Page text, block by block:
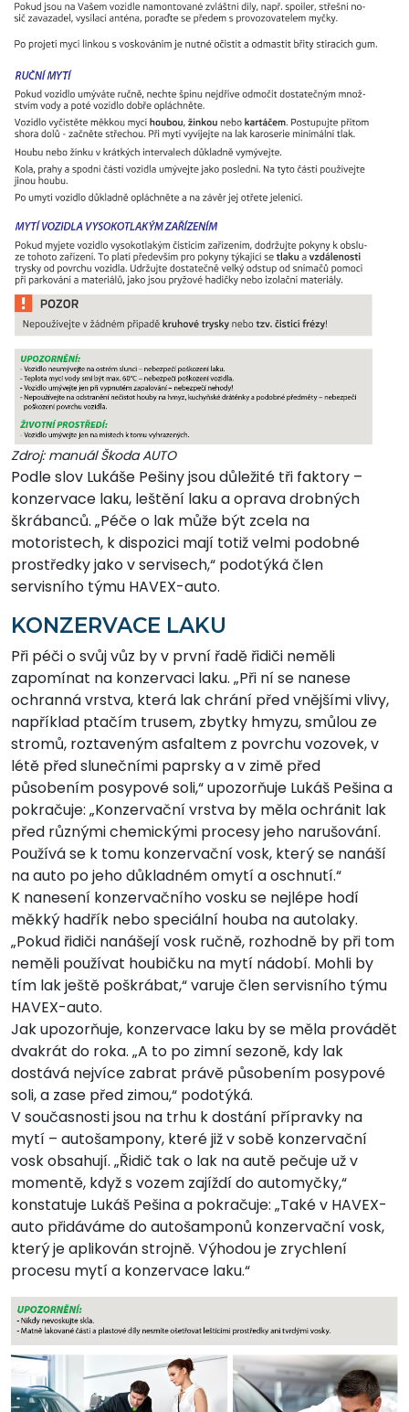
Zdroj: manuál Škoda AUTO
Podle slov Lukáše Pešiny jsou důležité tři faktory –
konzervace laku, leštění laku a oprava drobných
škrábanců. „Péče o lak může být zcela na
motoristech, k dispozici mají totiž velmi podobné
prostředky jako v servisech,“ podotýká člen
servisního týmu HAVEX-auto.
KONZERVACE LAKU
Při péči o svůj vůz by v první řadě řidiči neměli
zapomínat na konzervaci laku. „Při ní se nanese
ochranná vrstva, která lak chrání před vnějšími vlivy,
například ptačím trusem, zbytky hmyzu, smůlou ze
stromů, roztaveným asfaltem z povrchu vozovek, v
létě před slunečními paprsky a v zimě před
působením posypové soli,“ upozorňuje Lukáš Pešina a
pokračuje: „Konzervační vrstva by měla ochránit lak
před různými chemickými procesy jeho narušování.
Používá se k tomu konzervační vosk, který se nanáší
na auto po jeho důkladném omytí a oschnutí.“
K nanesení konzervačního vosku se nejlépe hodí
měkký hadřík nebo speciální houba na autolaky.
„Pokud řidiči nanášejí vosk ručně, rozhodně by při tom
neměli používat houbičku na mytí nádobí. Mohli by
tím lak ještě poškrábat,“ varuje člen servisního týmu
HAVEX-auto.
Jak upozorňuje, konzervace laku by se měla provádět
dvakrát do roka. „A to po zimní sezoně, kdy lak
dostává nejvíce zabrat právě působením posypové
soli, a zase před zimou,“ podotýká.
V současnosti jsou na trhu k dostání přípravky na
mytí – autošampony, které již v sobě konzervační
vosk obsahují. „Řidič tak o lak na autě pečuje už v
momentě, když s vozem zajíždí do automyčky,“
konstatuje Lukáš Pešina a pokračuje: „Také v HAVEX-
auto přidáváme do autošamponů konzervační vosk,
který je aplikován strojně. Výhodou je zrychlení
procesu mytí a konzervace laku.“